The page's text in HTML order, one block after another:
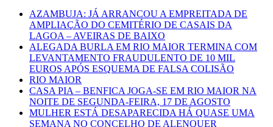
AZAMBUJA: JÁ ARRANCOU A EMPREITADA DE
AMPLIAÇÃO DO CEMITÉRIO DE CASAIS DA
LAGOA – AVEIRAS DE BAIXO
ALEGADA BURLA EM RIO MAIOR TERMINA COM
LEVANTAMENTO FRAUDULENTO DE 10 MIL
EUROS APÓS ESQUEMA DE FALSA COLISÃO
RIO MAIOR
CASA PIA – BENFICA JOGA-SE EM RIO MAIOR NA
NOITE DE SEGUNDA-FEIRA, 17 DE AGOSTO
MULHER ESTÁ DESAPARECIDA HÁ QUASE UMA
SEMANA NO CONCELHO DE ALENQUER